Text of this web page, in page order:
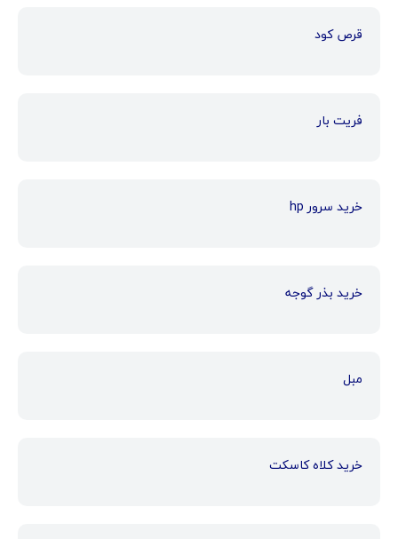
قرص کود
فریت بار
خرید سرور hp
خرید بذر گوجه
مبل
خرید کلاه کاسکت